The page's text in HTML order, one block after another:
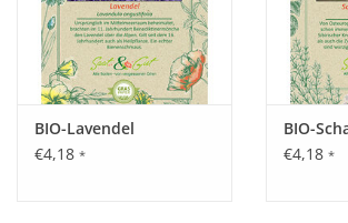
BIO-Lavendel
€4,18 *
BIO-
€4,18 *